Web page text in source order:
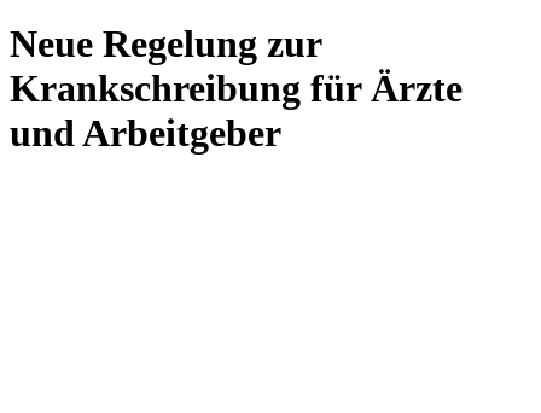
Neue Regelung zur
Krankschreibung für Ärzte
und Arbeitgeber